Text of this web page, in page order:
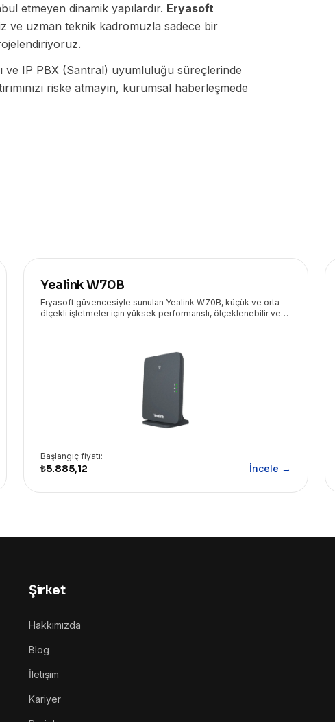
etmeyen dinamik yapılardır. Eryasoft
ve uzman teknik kadromuzla sadece bir
ve IP PBX (Santral) uyumluluğu süreçlerinde
riske atmayın, kurumsal haberleşmede
Yealink W70B
Eryasoft güvencesiyle sunulan Yealink W70B, küçük ve orta
ölçekli işletmeler için yüksek performanslı, ölçeklenebilir ve
Başlangıç fiyatı:
₺5.885,12 İncele →
Şirket
Hakkımızda
Blog
İletişim
Kariyer